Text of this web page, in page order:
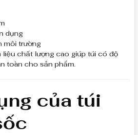
dụng
môi trường
liệu chất lượng cao giúp túi có độ
toàn cho sản phẩm.
của túi